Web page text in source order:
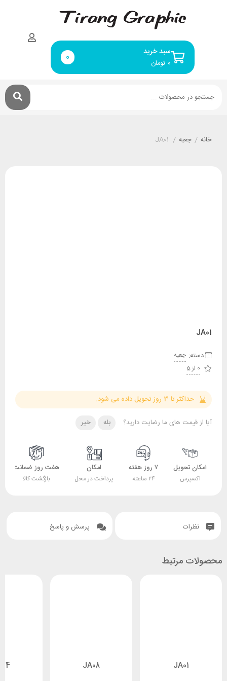
سبد خرید
تومان ۰ 0
خانه / جعبه /
JA01
JA01
دسته: جعبه
0 از 5
حداکثر تا 3 روز تحویل داده می شود.
آیا از قیمت های ما رضایت دارید؟ بله خیر
امکان تحویل
اکسپرس
۷ روز هفته
۲۴ ساعته
امکان
پرداخت در محل
هفت روز ضمانت
بازگشت کالا
نظرات پرسش و پاسخ
محصولات مرتبط
JA01
JA08